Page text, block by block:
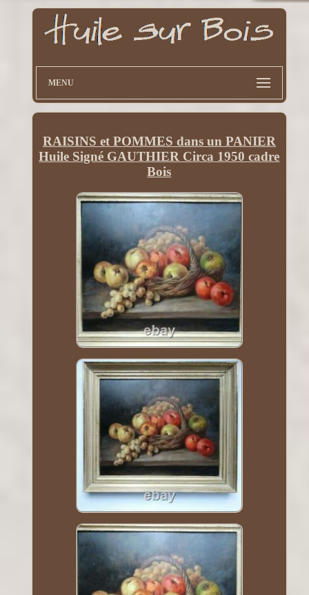
MENU
RAISINS et POMMES dans un PANIER
Huile Signé GAUTHIER Circa 1950 cadre
Bois